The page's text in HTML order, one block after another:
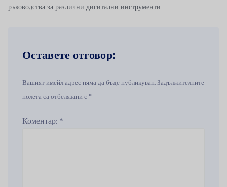
ръководства за различни дигитални инструменти.
Оставете отговор:
Вашият имейл адрес няма да бъде публикуван. Задължителните
полета са отбелязани с *
Коментар: *